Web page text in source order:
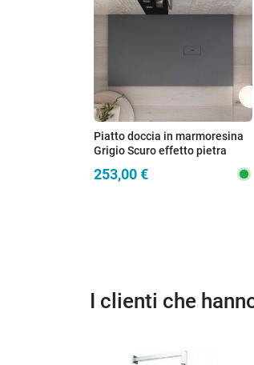
Piatto doccia in marmoresina
Grigio Scuro effetto pietra
253,00 €
I clienti che